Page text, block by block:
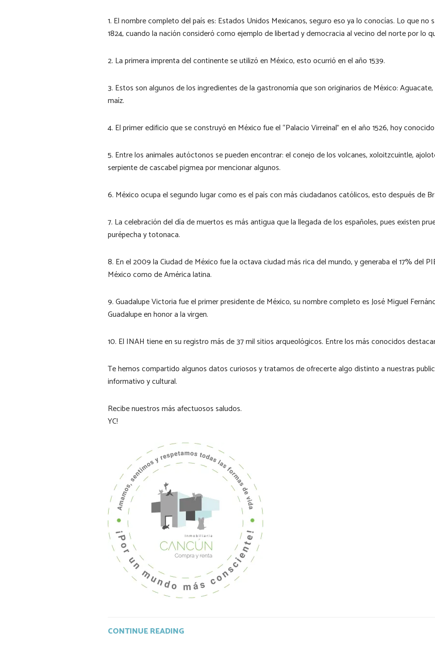
1. El nombre completo del país es: Estados Unidos Mexicanos, seguro eso ya lo conocías. Lo que
1824, cuando la nación consideró como ejemplo de libertad y democracia al vecino del norte por lo
2. La primera imprenta del continente se utilizó en México, esto ocurrió en el año 1539.
3. Estos son algunos de los ingredientes de la gastronomía que son originarios de México:
maíz.
4. El primer edificio que se construyó en México fue el “Palacio Virreinal” en el año 1526, hoy
5. Entre los animales autóctonos se pueden encontrar: el conejo de los volcanes, xoloitzcuintle,
serpiente de cascabel pigmea por mencionar algunos.
6. México ocupa el segundo lugar como es el país con más ciudadanos católicos, esto después de
7. La celebración del día de muertos es más antigua que la llegada de los españoles, pues existen
purépecha y totonaca.
8. En el 2009 la Ciudad de México fue la octava ciudad más rica del mundo, y generaba el 17% del
México como de América latina.
9. Guadalupe Victoria fue el primer presidente de México, su nombre completo es José Miguel
Guadalupe en honor a la virgen.
10. El INAH tiene en su registro más de 37 mil sitios arqueológicos. Entre los más conocidos
Te hemos compartido algunos datos curiosos y tratamos de ofrecerte algo distinto a nuestras
informativo y cultural.
Recibe nuestros más afectuosos saludos.
YC!
CONTINUE READING